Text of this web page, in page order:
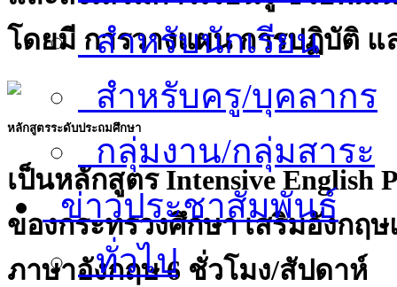
โดยมี การวางแผน การปฏิบัติ แ
หลักสูตรระดับประถมศึกษา
เป็นหลักสูตร Intensive English
ของกระทรวงศึกษา เสริมอังกฤ
ภาษาอังกฤษ 6 ชั่วโมง/สัปดาห์
สำหรับนักเรียน
สำหรับครู/บุคลากร
กลุ่มงาน/กลุ่มสาระ
ข่าวประชาสัมพันธ์
ทั่วไป